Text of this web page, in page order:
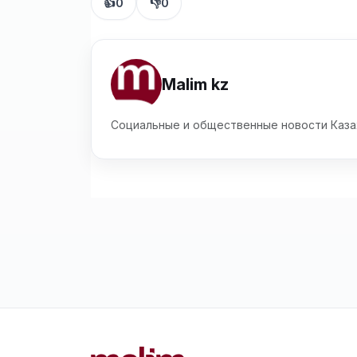
👍0 👎0
Malim kz
Социальные и общественные новости